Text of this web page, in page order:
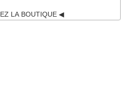
LA BOUTIQUE ◀